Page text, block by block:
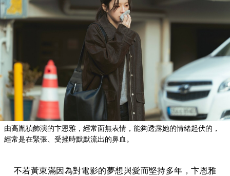
由高胤禎飾演的卞恩雅，經常面無表情，能夠透露她的情緒起伏的，
經常是在緊張、受挫時默默流出的鼻血。
不若黃東滿因為對電影的夢想與愛而堅持多年，卞恩雅